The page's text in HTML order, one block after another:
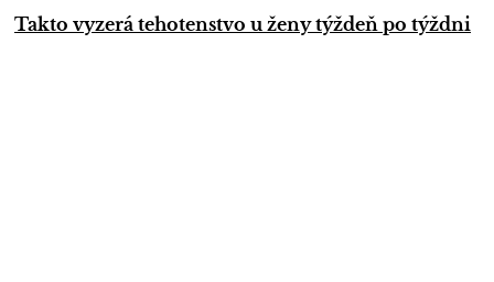
Takto vyzerá tehotenstvo u ženy týždeň po týždni